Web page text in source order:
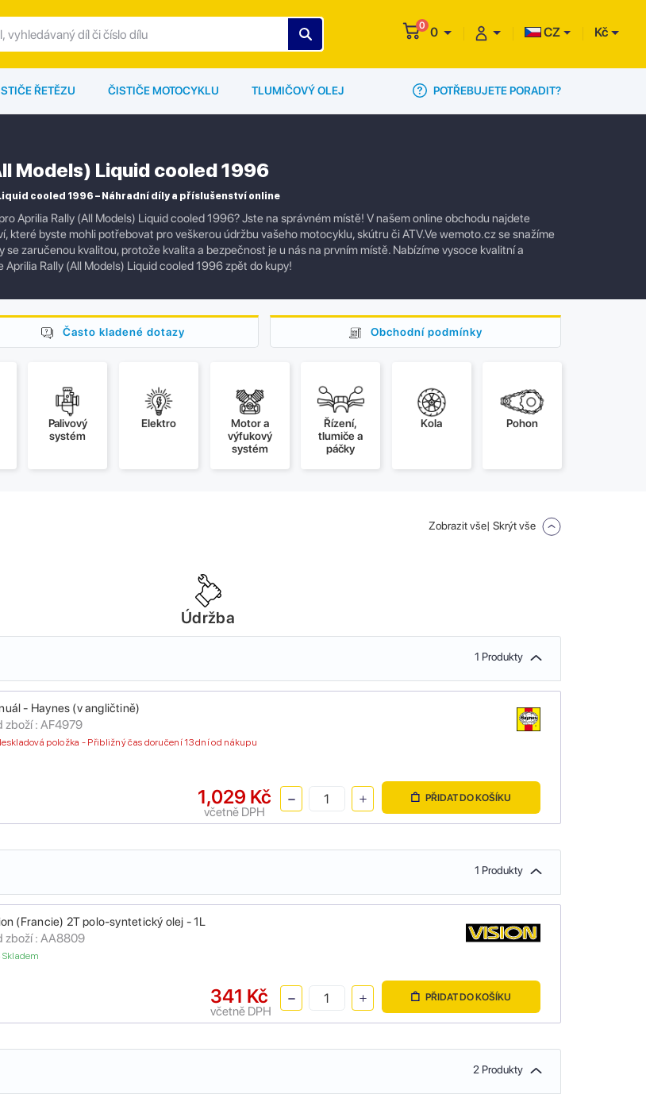
0 0 CZ Kč
ŘETĚZU ČISTIČE MOTOCYKLU TLUMIČOVÝ OLEJ POTŘEBUJETE PORADIT?
Models) Liquid cooled 1996
cooled 1996 – Náhradní díly a příslušenství online
Aprilia Rally (All Models) Liquid cooled 1996? Jste na správném místě! V našem online obchodu najdete
které byste mohli potřebovat pro veškerou údržbu vašeho motocyklu, skútru či ATV.Ve wemoto.cz se snažíme
se zaručenou kvalitou, protože kvalita a bezpečnost je u nás na prvním místě. Nabízíme vysoce kvalitní a
Aprilia Rally (All Models) Liquid cooled 1996 zpět do kupy!
Často kladené dotazy Obchodní podmínky
Palivový
systém
Elektro
Motor a
výfukový
systém
Řízení,
tlumiče a
páčky
Kola Pohon
Zobrazit vše| Skrýt vše
Údržba
1 Produkty
- Haynes (v angličtině)
zboží : AF4979
položka - Přibližný čas doručení 13 dní od nákupu
1,029 Kč
včetně DPH
PŘIDAT DO KOŠÍKU
1 Produkty
(Francie) 2T polo-syntetický olej - 1L
zboží : AA8809
Skladem
341 Kč
včetně DPH
PŘIDAT DO KOŠÍKU
2 Produkty